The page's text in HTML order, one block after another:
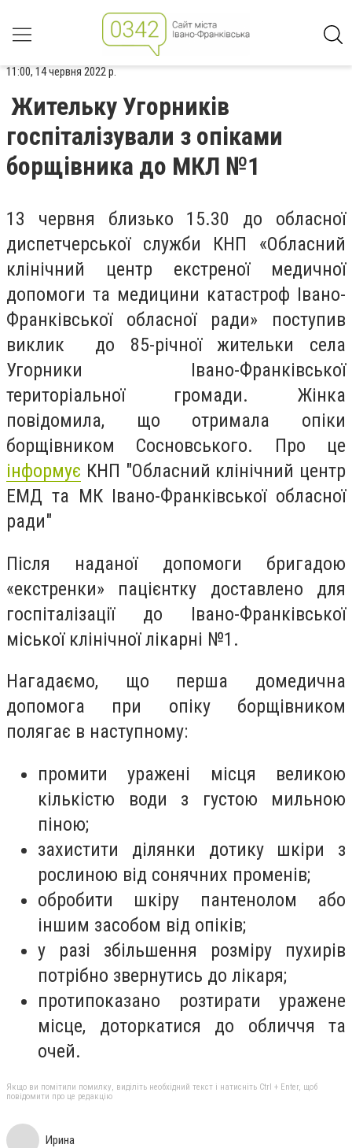
11:00, 14 червня 2022 р.
Жительку Угорників
госпіталізували з опіками
борщівника до МКЛ №1
13 червня близько 15.30 до обласної
диспетчерської служби КНП «Обласний
клінічний центр екстреної медичної
допомоги та медицини катастроф Івано-
Франківської обласної ради» поступив
виклик до 85-річної жительки села
Угорники Івано-Франківської
територіальної громади. Жінка
повідомила, що отримала опіки
борщівником Сосновського. Про це
інформує КНП "Обласний клінічний центр
ЕМД та МК Івано-Франківської обласної
ради"
Після наданої допомоги бригадою
«екстренки» пацієнтку доставлено для
госпіталізації до Івано-Франківської
міської клінічної лікарні №1.
Нагадаємо, що перша домедична
допомога при опіку борщівником
полягає в наступному:
промити уражені місця великою
кількістю води з густою мильною
піною;
захистити ділянки дотику шкіри з
рослиною від сонячних променів;
обробити шкіру пантенолом або
іншим засобом від опіків;
у разі збільшення розміру пухирів
потрібно звернутись до лікаря;
протипоказано розтирати уражене
місце, доторкатися до обличчя та
очей.
Якщо ви помітили помилку, виділіть необхідний текст і натисніть Ctrl + Enter, щоб
повідомити про це редакцію
Ирина